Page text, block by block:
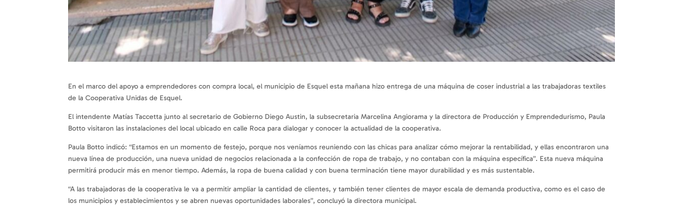
En el marco del apoyo a emprendedores con compra local, el municipio de Esquel esta mañana hizo entrega de una máquina de coser industrial a las trabajadoras textiles
de la Cooperativa Unidas de Esquel.
El intendente Matías Taccetta junto al secretario de Gobierno Diego Austin, la subsecretaria Marcelina Angiorama y la directora de Producción y Emprendedurismo, Paula
Botto visitaron las instalaciones del local ubicado en calle Roca para dialogar y conocer la actualidad de la cooperativa.
Paula Botto indicó: “Estamos en un momento de festejo, porque nos veníamos reuniendo con las chicas para analizar cómo mejorar la rentabilidad, y ellas encontraron una
nueva línea de producción, una nueva unidad de negocios relacionada a la confección de ropa de trabajo, y no contaban con la máquina específica”. Esta nueva máquina
permitirá producir más en menor tiempo. Además, la ropa de buena calidad y con buena terminación tiene mayor durabilidad y es más sustentable.
“A las trabajadoras de la cooperativa le va a permitir ampliar la cantidad de clientes, y también tener clientes de mayor escala de demanda productiva, como es el caso de
los municipios y establecimientos y se abren nuevas oportunidades laborales”, concluyó la directora municipal.